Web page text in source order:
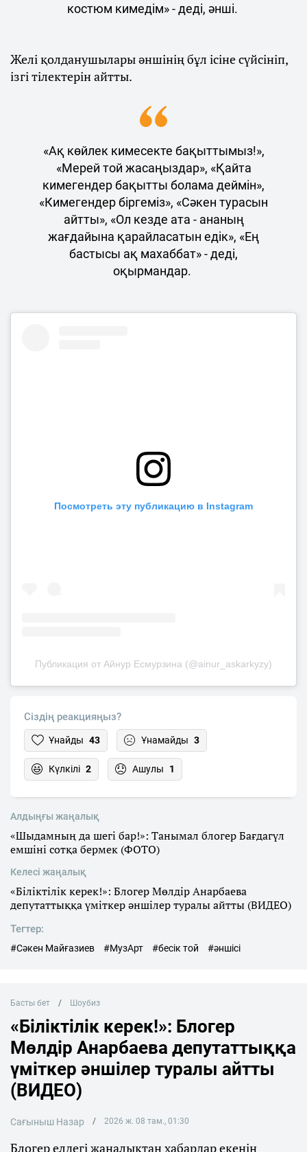
костюм кимедім» - деді, әнші.
Желі қолданушылары әншінің бұл ісіне сүйсініп,
ізгі тілектерін айтты.
«Ақ көйлек кимесекте бақыттымыз!»,
«Мерей той жасаңыздар», «Қайта
кимегендер бақытты болама деймін»,
«Кимегендер біргеміз», «Сәкен турасын
айтты», «Ол кезде ата - ананың
жағдайына қарайласатын едік», «Ең
бастысы ақ махаббат» - деді,
оқырмандар.
Посмотреть эту публикацию в Instagram
Публикация от Айнур Есмурзина (@ainur_askarkyzy)
Сіздің реакцияңыз?
Ұнайды 43 Ұнамайды 3
Күлкілі 2 Ашулы 1
Алдыңғы жаңалық
«Шыдамның да шегі бар!»: Танымал блогер Бағдагүл
емшіні сотқа бермек (ФОТО)
Келесі жаңалық
«Біліктілік керек!»: Блогер Мөлдір Анарбаева
депутаттыққа үміткер әншілер туралы айтты (ВИДЕО)
Тегтер:
#Сәкен Майғазиев #МузАрт #бесік той #әншісі
Басты бет Шоубиз
«Біліктілік керек!»: Блогер
Мөлдір Анарбаева депутаттыққа
үміткер әншілер туралы айтты
(ВИДЕО)
Сағыныш Назар 2026 ж. 08 там., 01:30
Блогер елдегі жаңалықтан хабардар екенін